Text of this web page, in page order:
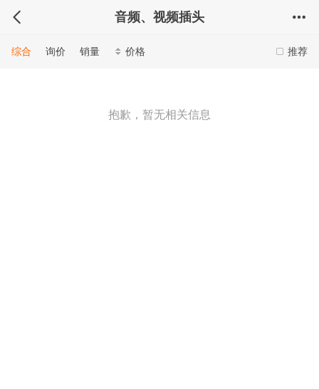
音频、视频插头
推荐
综合 询价 销量 价格
抱歉，暂无相关信息